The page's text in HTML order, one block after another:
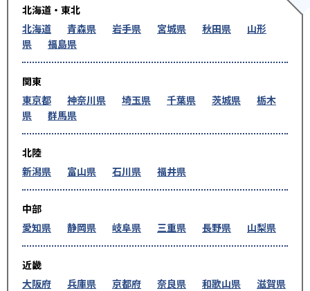
北海道・東北
北海道
青森県 岩手県 宮城県 秋田県
山形
県
福島県
関東
東京都
神奈川県 埼玉県 千葉県 茨城県
栃木
県
群馬県
北陸
新潟県
富山県 石川県 福井県
中部
愛知県
静岡県 岐阜県 三重県 長野県 山梨県
近畿
大阪府
兵庫県 京都府 奈良県 和歌山県 滋賀県